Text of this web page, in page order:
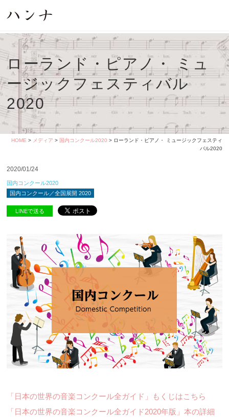
ローランド・ピアノ・ ミュ
ージックフェスティバル
2020
HOME > メディア > 国内コンクール2020 > ローランド・ピアノ・ ミュージックフェスティ
バル2020
2020/01/24
国内コンクール2020
国内コンクール／全国展開 2020
LINEで送る
「日本の世界の音楽コンクール全ガイド」もくじはこちら
「日本の世界の音楽コンクール全ガイド2020年版」本の詳細